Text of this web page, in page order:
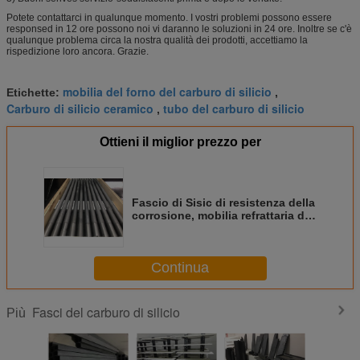
Potete contattarci in qualunque momento. I vostri problemi possono essere
responsed in 12 ore possono noi vi daranno le soluzioni in 24 ore. Inoltre se c'è
qualunque problema circa la nostra qualità dei prodotti, accettiamo la
rispedizione loro ancora. Grazie.
Etichette: mobilia del forno del carburo di silicio ,
Carburo di silicio ceramico , tubo del carburo di silicio
Ottieni il miglior prezzo per
Fascio di Sisic di resistenza della
corrosione, mobilia refrattaria del
Continua
Più Fasci del carburo di silicio